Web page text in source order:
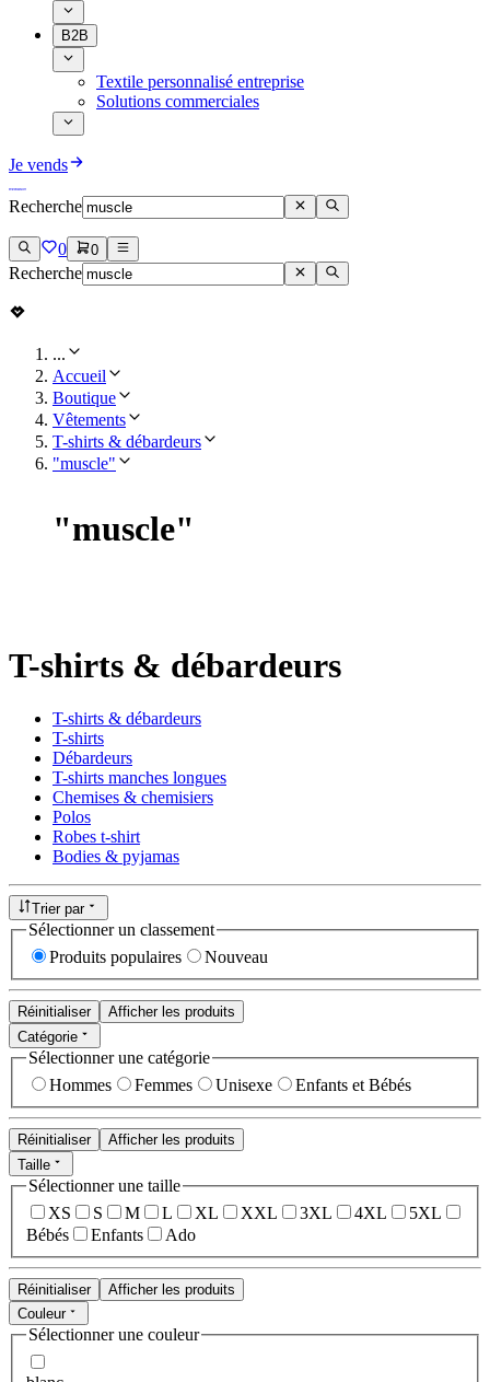
B2B
Textile personnalisé entreprise
Solutions commerciales
Je vends
Recherche
0 0
Recherche
...
Accueil
Boutique
Vêtements
T-shirts & débardeurs
"muscle"
"muscle"
T-shirts & débardeurs
T-shirts & débardeurs
T-shirts
Débardeurs
T-shirts manches longues
Chemises & chemisiers
Polos
Robes t-shirt
Bodies & pyjamas
Trier par
Sélectionner un classement
Produits populaires
Nouveau
Réinitialiser
Afficher les produits
Catégorie
Sélectionner une catégorie
Hommes
Femmes Unisexe Enfants et Bébés
Réinitialiser
Afficher les produits
Taille
Sélectionner une taille
XS
S M L XL XXL 3XL 4XL
5XL
Bébés
Enfants Ado
Réinitialiser
Afficher les produits
Couleur
Sélectionner une couleur